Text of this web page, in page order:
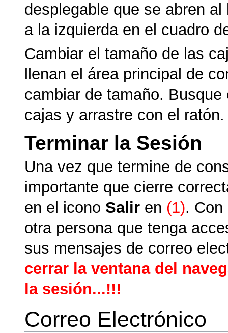
desplegable que se abren
a la izquierda en el cuadro
Cambiar el tamaño de las
llenan el área principal de
cambiar de tamaño.
cajas y arrastre con el ratón.
Terminar la Sesión
Una vez que termine de
importante que cierre
en el icono Salir en (1). Con
otra persona que tenga
sus mensajes de correo
cerrar la ventana del
la sesión...!!!
Correo Electrónico